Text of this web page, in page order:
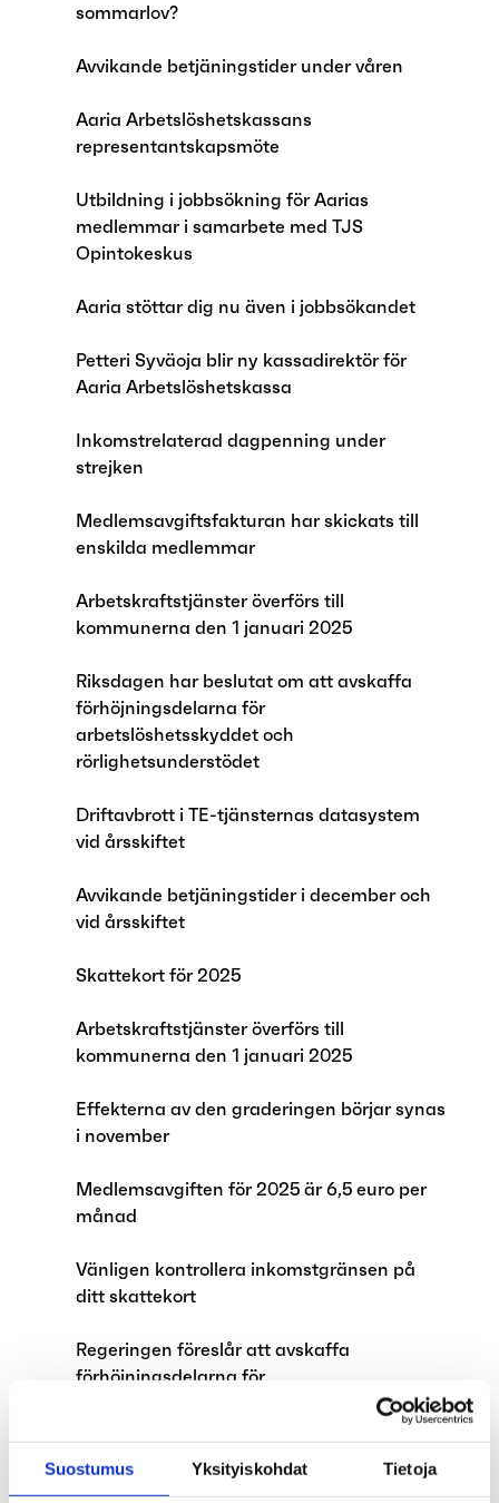
Suostumus Yksityiskohdat Tietoja
sommarlov?
Avvikande betjäningstider under våren
Aaria Arbetslöshetskassans
representantskapsmöte
Utbildning i jobbsökning för Aarias
medlemmar i samarbete med TJS
Opintokeskus
Aaria stöttar dig nu även i jobbsökandet
Petteri Syväoja blir ny kassadirektör för
Aaria Arbetslöshetskassa
Inkomstrelaterad dagpenning under
strejken
Medlemsavgiftsfakturan har skickats till
enskilda medlemmar
Arbetskraftstjänster överförs till
kommunerna den 1 januari 2025
Riksdagen har beslutat om att avskaffa
förhöjningsdelarna för
arbetslöshetsskyddet och
rörlighetsunderstödet
Driftavbrott i TE-tjänsternas datasystem
vid årsskiftet
Avvikande betjäningstider i december och
vid årsskiftet
Skattekort för 2025
Arbetskraftstjänster överförs till
kommunerna den 1 januari 2025
Effekterna av den graderingen börjar synas
i november
Medlemsavgiften för 2025 är 6,5 euro per
månad
Vänligen kontrollera inkomstgränsen på
ditt skattekort
Regeringen föreslår att avskaffa
förhöjningsdelarna för
Arbetslöshetsskyddet reformeras i